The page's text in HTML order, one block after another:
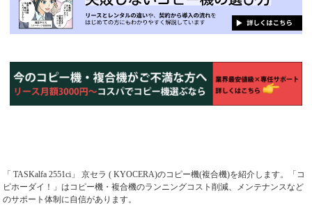
「 TASKalfa 2551ci」 京セラ ( KYOCERA)のコピー機(複合機)を紹介します。「コ
ピホーダイ！」はコピー機・複合機のランニングコスト削減、メンテナンスなど
のサポート体制に自信があります。